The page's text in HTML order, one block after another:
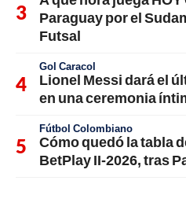
Paraguay por el
Futsal
Gol Caracol
Lionel Messi dará el
en una ceremonia
Fútbol Colombiano
Cómo quedó la tabla
BetPlay II-2026, tras